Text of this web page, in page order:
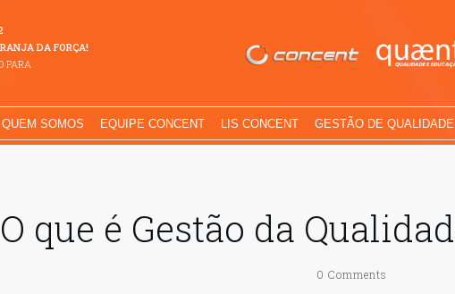
DA FORÇA!
PARA
QUEM SOMOS EQUIPE CONCENT LIS CONCENT GESTÃO DE QUALIDADE
O que é Gestão da
0 Comments